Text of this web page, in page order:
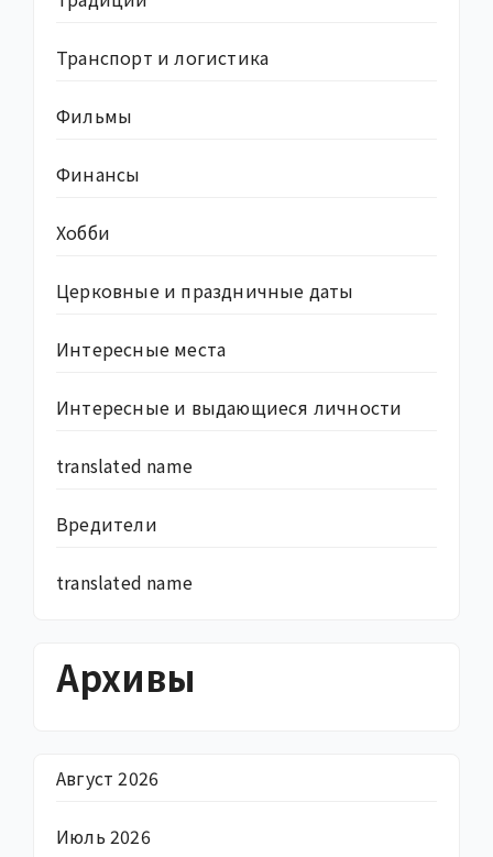
Транспорт и логистика
Фильмы
Финансы
Хобби
Церковные и праздничные даты
Интересные места
Интересные и выдающиеся личности
translated name
Вредители
translated name
Архивы
Август 2026
Июль 2026